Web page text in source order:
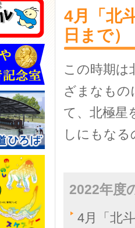
4月「北
日まで）
この時期は
ざまなもの
て、北極星
しにもなる
2022年度
4月「北